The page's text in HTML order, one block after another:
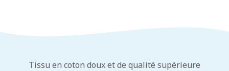
Tissu en coton doux et de qualité supérieure